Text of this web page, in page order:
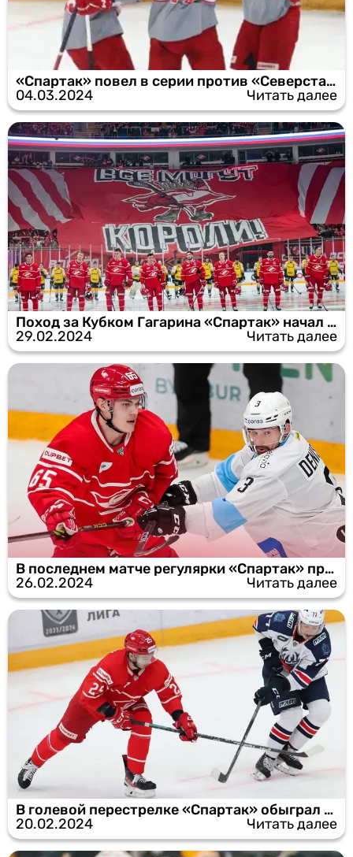
«Спартак» повел в серии против «Северстали»
04.03.2024
Читать далее
Поход за Кубком Гагарина «Спартак» начал с победы
29.02.2024
Читать далее
В последнем матче регулярки «Спартак» проиграл минскому «Динамо»
26.02.2024
Читать далее
В голевой перестрелке «Спартак» обыграл «Торпедо»
20.02.2024
Читать далее